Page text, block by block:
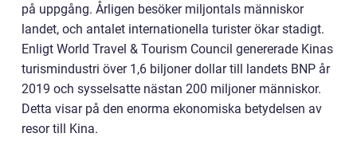
på uppgång. Årligen besöker miljontals människor
landet, och antalet internationella turister ökar stadigt.
Enligt World Travel & Tourism Council genererade Kinas
turismindustri över 1,6 biljoner dollar till landets BNP år
2019 och sysselsatte nästan 200 miljoner människor.
Detta visar på den enorma ekonomiska betydelsen av
resor till Kina.